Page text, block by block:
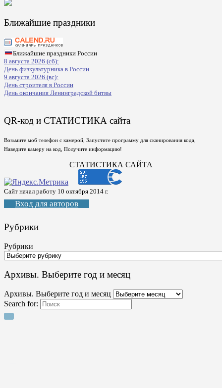
Ближайшие праздники
Ближайшие праздники России
8 августа 2026 (сб):
День физкультурника в России
9 августа 2026 (вс):
День строителя в России
День окончания Ленинградской битвы
QR-код и СТАТИСТИКА сайта
Возьмите моб телефон с камерой, Запустите программу для сканирования кода,
Наведите камеру на код, Получите информацию!
СТАТИСТИКА САЙТА
Сайт начал работу 10 октября 2014 г.
Вход для авторов
Рубрики
Рубрики
Архивы. Выберите год и месяц
Архивы. Выберите год и месяц
Search for: